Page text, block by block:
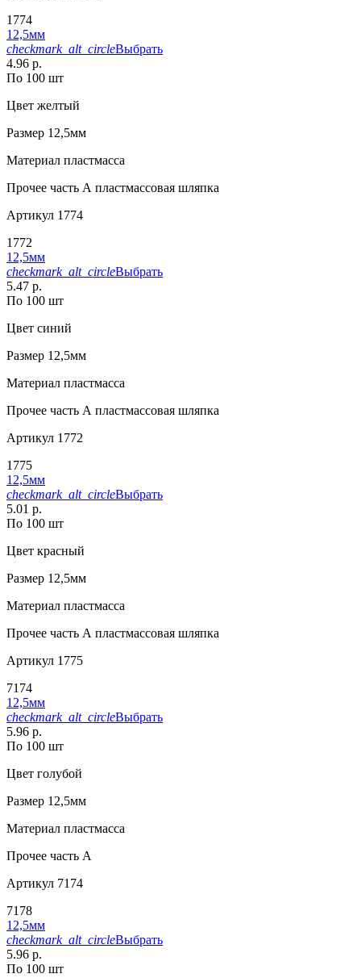
1774
12,5мм
checkmark_alt_circleВыбрать
4.96 р.
По 100 шт
Цвет желтый
Размер 12,5мм
Материал пластмасса
Прочее часть А пластмассовая шляпка
Артикул 1774
1772
12,5мм
checkmark_alt_circleВыбрать
5.47 р.
По 100 шт
Цвет синий
Размер 12,5мм
Материал пластмасса
Прочее часть А пластмассовая шляпка
Артикул 1772
1775
12,5мм
checkmark_alt_circleВыбрать
5.01 р.
По 100 шт
Цвет красный
Размер 12,5мм
Материал пластмасса
Прочее часть А пластмассовая шляпка
Артикул 1775
7174
12,5мм
checkmark_alt_circleВыбрать
5.96 р.
По 100 шт
Цвет голубой
Размер 12,5мм
Материал пластмасса
Прочее часть A
Артикул 7174
7178
12,5мм
checkmark_alt_circleВыбрать
5.96 р.
По 100 шт